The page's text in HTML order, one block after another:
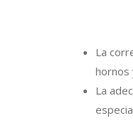
La
hornos
La